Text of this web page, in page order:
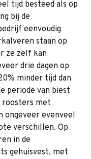
tijd besteed als op
bij de
eenvoudig
staan op
ze zelf kan
drie dagen op
minder tijd dan
periode van biest
roosters met
ongeveer evenveel
verschillen. Op
in de
gehuisvest, met